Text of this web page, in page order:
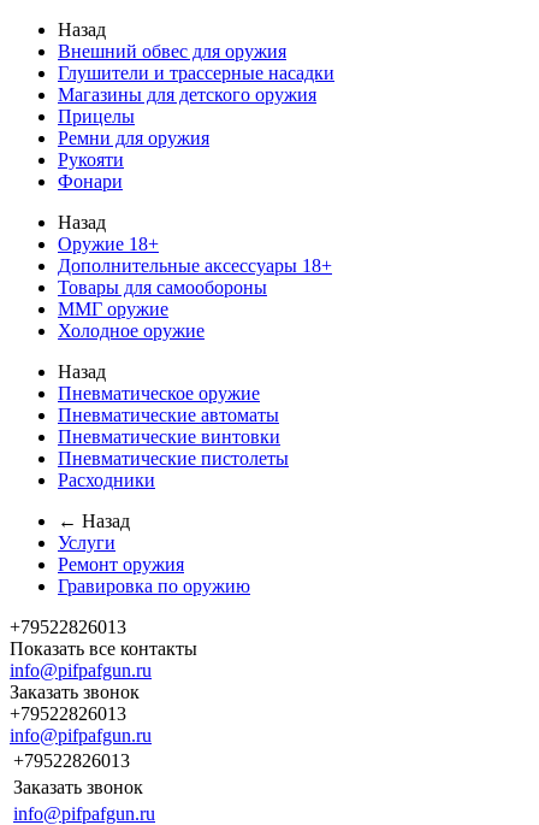
Назад
Внешний обвес для оружия
Глушители и трассерные насадки
Магазины для детского оружия
Прицелы
Ремни для оружия
Рукояти
Фонари
Назад
Оружие 18+
Дополнительные аксессуары 18+
Товары для самообороны
ММГ оружие
Холодное оружие
Назад
Пневматическое оружие
Пневматические автоматы
Пневматические винтовки
Пневматические пистолеты
Расходники
← Назад
Услуги
Ремонт оружия
Гравировка по оружию
+79522826013
Показать все контакты
info@pifpafgun.ru
Заказать звонок
+79522826013
info@pifpafgun.ru
+79522826013
Заказать звонок
info@pifpafgun.ru